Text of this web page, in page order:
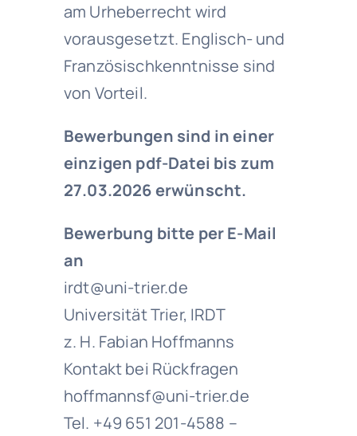
am Urheberrecht wird
vorausgesetzt. Englisch- und
Französischkenntnisse sind
von Vorteil.
Bewerbungen sind in einer
einzigen pdf-Datei bis zum
27.03.2026 erwünscht.
Bewerbung bitte per E-Mail
an
irdt@uni-trier.de
Universität Trier, IRDT
z. H. Fabian Hoffmanns
Kontakt bei Rückfragen
hoffmannsf@uni-trier.de
Tel. +49 651 201-4588 –